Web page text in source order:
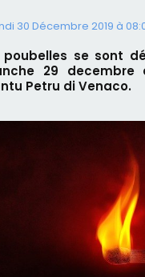
30 Décembre 2019 à
poubelles se sont
29 decembre
Petru di Venaco.